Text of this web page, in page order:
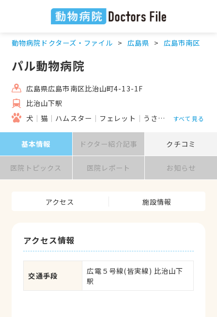
動物病院ドクターズ・ファイル 広島県 広島市南区
パル動物病院
広島県広島市南区比治山町4-13-1F
比治山下駅
犬
猫 ハムスター フェレット うさぎ 鳥類
すべて見る
基本情報 ドクター紹介記事 クチコミ
医院トピックス 医院レポート お知らせ
アクセス 施設情報
アクセス情報
交通手段
広電５号線(皆実線) 比治山下
駅